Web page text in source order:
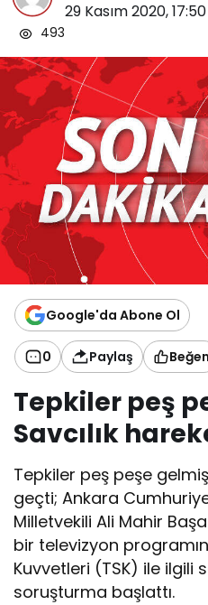
29 Kasım 2020, 17:50
493
Google'da Abone Ol
0 Paylaş Beğen
Tepkiler peş
Savcılık
Tepkiler peş peşe
geçti; Ankara
Milletvekili Ali Mahir
bir televizyon
Kuvvetleri (TSK) ile ilgili
soruşturma başlattı.